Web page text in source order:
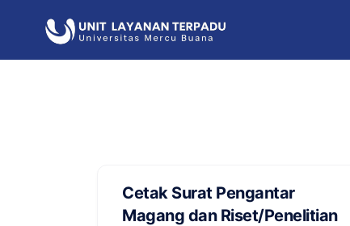
Cetak Surat Pengantar
Magang dan Riset/Penelitian